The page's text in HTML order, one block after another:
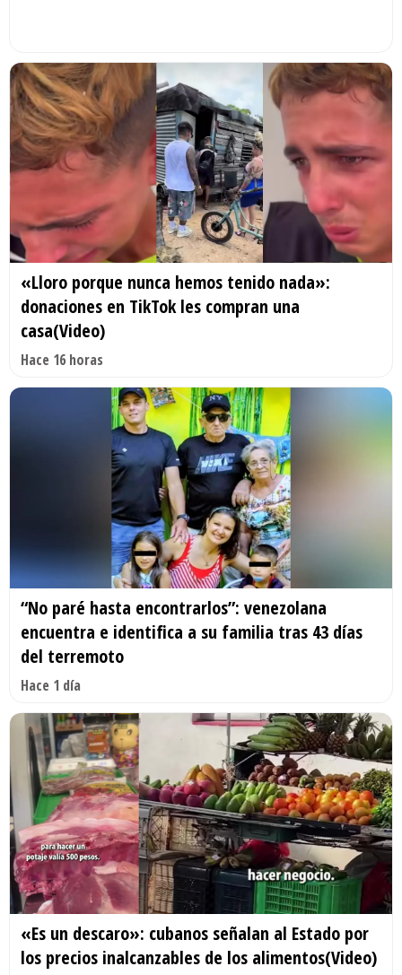
«Lloro porque nunca hemos tenido nada»:
donaciones en TikTok les compran una
casa(Video)
Hace 16 horas
“No paré hasta encontrarlos”: venezolana
encuentra e identifica a su familia tras 43 días
del terremoto
Hace 1 día
«Es un descaro»: cubanos señalan al Estado por
los precios inalcanzables de los alimentos(Video)